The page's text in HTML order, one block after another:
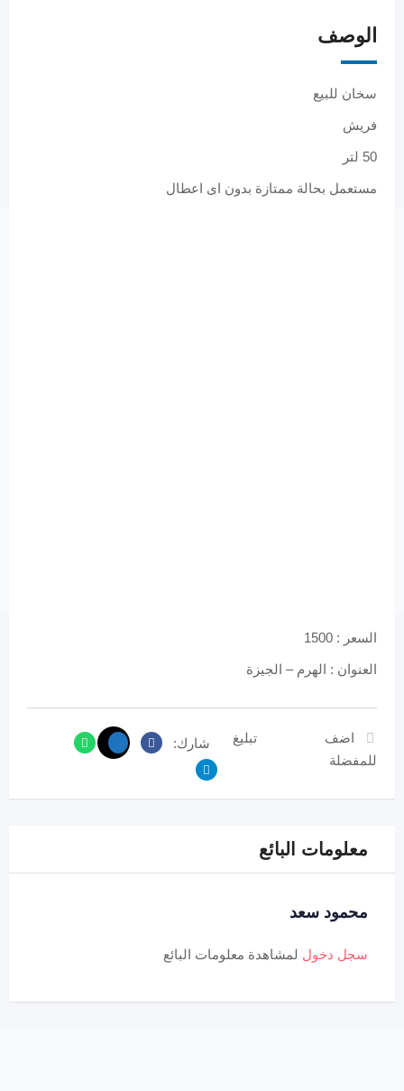
الوصف
سخان للبيع
فريش
50 لتر
مستعمل بحالة ممتازة بدون اى اعطال
السعر : 1500
العنوان : الهرم – الجيزة
اضف
للمفضلة
تبليغ شارك:
معلومات البائع
محمود سعد
سجل دخول لمشاهدة معلومات البائع